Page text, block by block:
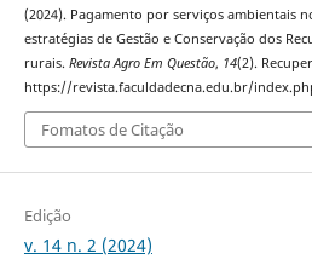
(2024). Pagamento por serviços ambientais
estratégias de Gestão e Conservação dos
rurais. Revista Agro Em Questão, 14(2).
https://revista.faculdadecna.edu.br/
Fomatos de Citação
Edição
v. 14 n. 2 (2024)